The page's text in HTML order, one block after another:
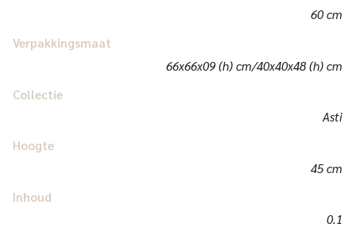
60 cm
Verpakkingsmaat
66x66x09 (h) cm/40x40x48 (h) cm
Collectie
Asti
Hoogte
45 cm
Inhoud
0.1